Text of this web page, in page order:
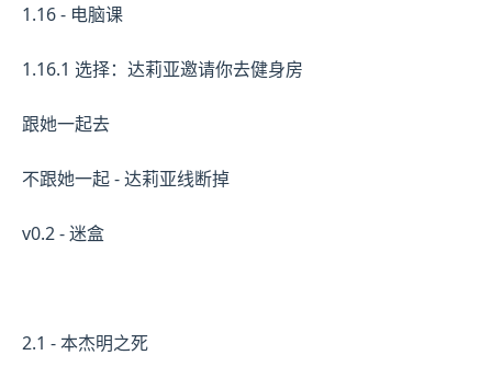
1.16 - 电脑课
1.16.1 选择：达莉亚邀请你去健身房
跟她一起去
不跟她一起 - 达莉亚线断掉
v0.2 - 迷盒
2.1 - 本杰明之死